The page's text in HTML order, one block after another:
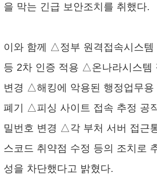
을 막는 긴급 보안조치를 취했다.
이와 함께 △정부 원격접속시스템
등 2차 인증 적용 △온나라시스템
변경 △해킹에 악용된 행정업무용
폐기 △피싱 사이트 접속 추정 공
밀번호 변경 △각 부처 서버 접근
스코드 취약점 수정 등의 조치로
성을 차단했다고 밝혔다.